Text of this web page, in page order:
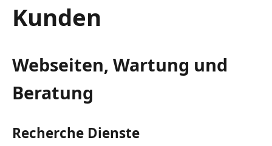
Kunden
Webseiten, Wartung und
Beratung
Recherche Dienste